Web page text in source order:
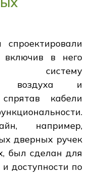
включив в него
систему
воздуха и
кабели
например,
дверных ручек
был сделан для
доступности по